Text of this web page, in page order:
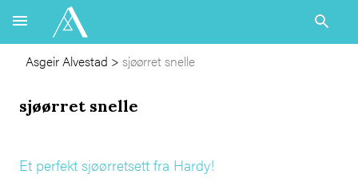
Asgeir Alvestad > sjøørret snelle
sjøørret snelle
Et perfekt sjøørretsett fra Hardy!